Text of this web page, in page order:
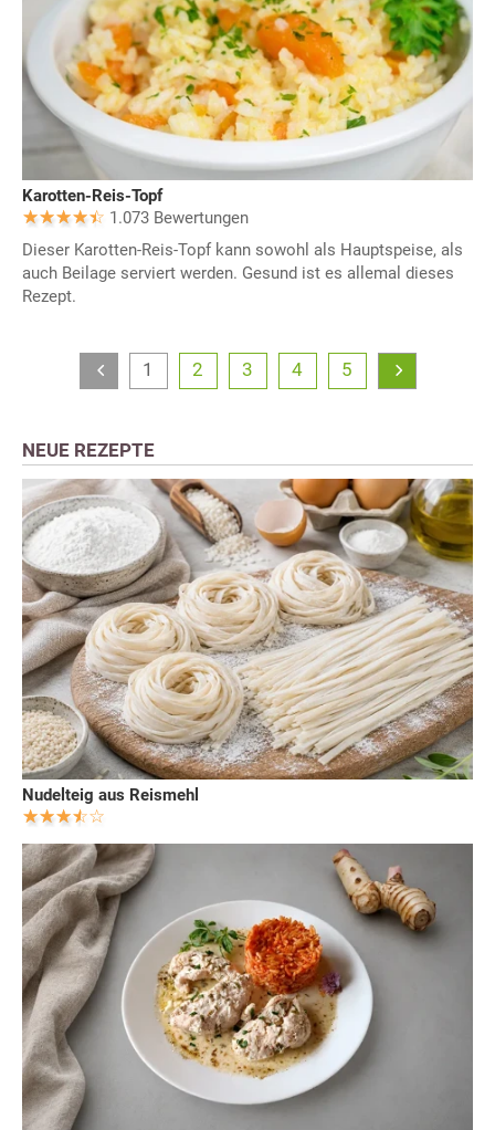
Karotten-Reis-Topf
1.073 Bewertungen
Dieser Karotten-Reis-Topf kann sowohl als Hauptspeise, als
auch Beilage serviert werden. Gesund ist es allemal dieses
Rezept.
1 2 3 4 5
NEUE REZEPTE
Nudelteig aus Reismehl